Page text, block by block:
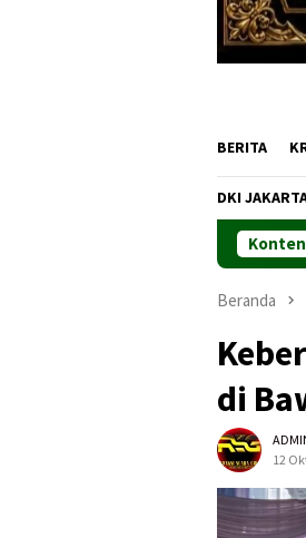
BERITA
DKI
Beranda
di
12